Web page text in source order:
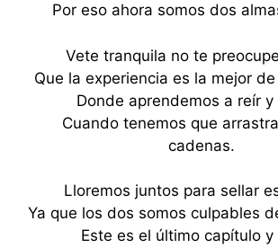
Por eso ahora somos dos
Vete tranquila no te
Que la experiencia es la mejor
Donde aprendemos a reír y
Cuando tenemos que
cadenas.
Lloremos juntos para sellar
Ya que los dos somos culpables
Este es el último capítulo y